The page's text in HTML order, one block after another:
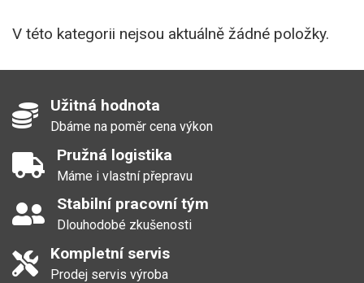
V této kategorii nejsou aktuálně žádné položky.
Užitná hodnota
Dbáme na poměr cena výkon
Pružná logistika
Máme i vlastní přepravu
Stabilní pracovní tým
Dlouhodobé zkušenosti
Kompletní servis
Prodej servis výroba